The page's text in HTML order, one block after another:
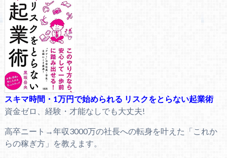
スキマ時間・1万円で始められる リスクをとらない起業術
資金ゼロ、経験・才能なしでも大丈夫!
高卒ニート→年収3000万の社長への転身を叶えた「これか
らの稼ぎ方」を教えます。